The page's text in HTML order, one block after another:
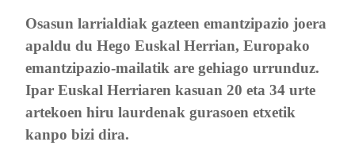
Osasun larrialdiak gazteen emantzipazio joera
apaldu du Hego Euskal Herrian, Europako
emantzipazio-mailatik are gehiago urrunduz.
Ipar Euskal Herriaren kasuan 20 eta 34 urte
artekoen hiru laurdenak gurasoen etxetik
kanpo bizi dira.